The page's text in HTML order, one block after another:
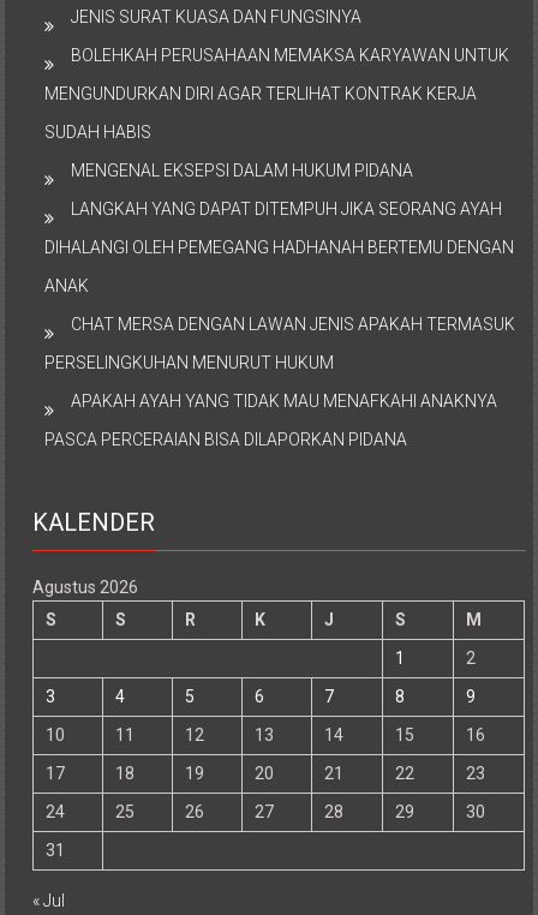
JENIS SURAT KUASA DAN FUNGSINYA
BOLEHKAH PERUSAHAAN MEMAKSA KARYAWAN UNTUK
MENGUNDURKAN DIRI AGAR TERLIHAT KONTRAK KERJA
SUDAH HABIS
MENGENAL EKSEPSI DALAM HUKUM PIDANA
LANGKAH YANG DAPAT DITEMPUH JIKA SEORANG AYAH
DIHALANGI OLEH PEMEGANG HADHANAH BERTEMU DENGAN
ANAK
CHAT MERSA DENGAN LAWAN JENIS APAKAH TERMASUK
PERSELINGKUHAN MENURUT HUKUM
APAKAH AYAH YANG TIDAK MAU MENAFKAHI ANAKNYA
PASCA PERCERAIAN BISA DILAPORKAN PIDANA
KALENDER
Agustus 2026
S
S R K J S
M
1
2
3
4 5 6 7 8
9
10
11 12 13 14 15
16
17
18 19 20 21 22
23
24
25 26 27 28 29
30
31
« Jul